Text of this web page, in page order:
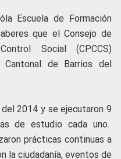
Escuela de Formación
que el Consejo de
Social (CPCCS)
Cantonal de Barrios del
2014 y se ejecutaron 9
de estudio cada uno.
prácticas continuas a
la ciudadanía, eventos de